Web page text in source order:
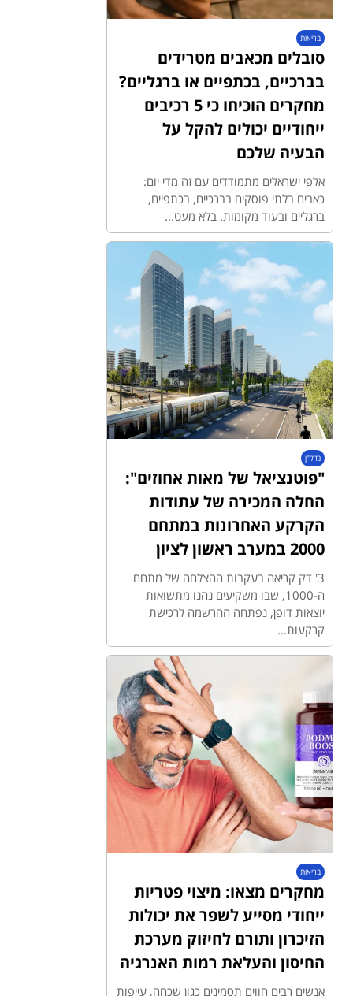
בריאות
סובלים מכאבים מטרידים
בברכיים, בכתפיים או ברגליים?
מחקרים הוכיחו כי 5 רכיבים
ייחודיים יכולים להקל על
הבעיה שלכם
אלפי ישראלים מתמודדים עם זה מדי יום:
כאבים בלתי פוסקים בברכיים, בכתפיים,
ברגליים ובעוד מקומות. בלא מעט...
נדל"ן
"פוטנציאל של מאות אחוזים":
החלה המכירה של עתודות
הקרקע האחרונות במתחם
2000 במערב ראשון לציון
3' דק קריאה בעקבות ההצלחה של מתחם
ה-1000, שבו משקיעים נהנו מתשואות
יוצאות דופן, נפתחה ההרשמה לרכישת
קרקעות...
בריאות
מחקרים מצאו: מיצוי פטריות
ייחודי מסייע לשפר את יכולות
הזיכרון ותורם לחיזוק מערכת
החיסון והעלאת רמות האנרגיה
אנשים רבים חווים תסמינים כגון שכחה, עייפות